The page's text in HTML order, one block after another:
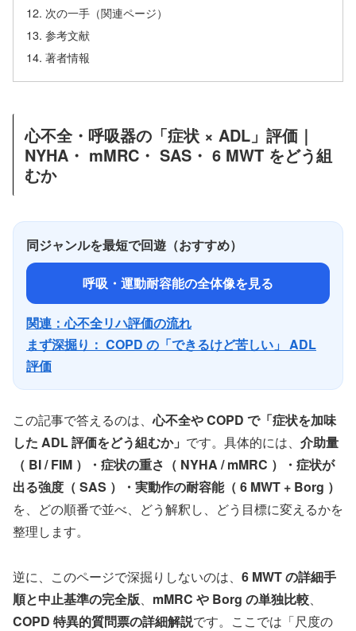
次の一手（関連ページ）
参考文献
著者情報
心不全・呼吸器の「症状 × ADL」評価｜
NYHA・ mMRC・ SAS・ 6 MWT をどう組
むか
同ジャンルを最短で回遊（おすすめ）
呼吸・運動耐容能の全体像を見る
関連：心不全リハ評価の流れ
まず深掘り： COPD の「できるけど苦しい」 ADL
評価
この記事で答えるのは、心不全や COPD で「症状を加味
した ADL 評価をどう組むか」 です。具体的には、 介助量
（ BI / FIM ）・症状の重さ（ NYHA / mMRC ）・症状が
出る強度（ SAS ）・実動作の耐容能（ 6 MWT + Borg ）
を、どの順番で並べ、どう解釈し、どう目標に変えるかを
整理します。
逆に、このページで深掘りしないのは、 6 MWT の詳細手
順と中止基準の完全版、 mMRC や Borg の単独比較、
COPD 特異的質問票の詳細解説です。ここでは「尺度の